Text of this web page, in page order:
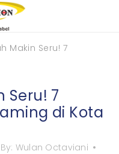
Makin Seru! 7 Internet
Seru! 7
di Kota
Wulan Octaviani